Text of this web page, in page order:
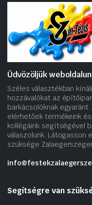
Üdvözöljük
Széles választékban
hozzávalókat az
barkácsolóknak
elérhetőek termékeink
kollégáink segítségével
válaszolunk. Látogasson
szüksége
Segítségre van